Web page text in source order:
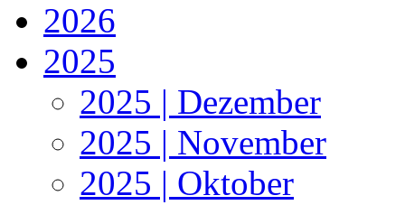
2026
2025
2025 | Dezember
2025 | November
2025 | Oktober